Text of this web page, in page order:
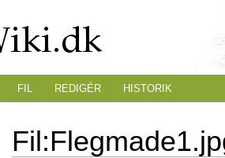
FIL REDIGÉR HISTORIK